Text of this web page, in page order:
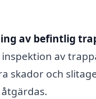
av befintlig
av
skador och